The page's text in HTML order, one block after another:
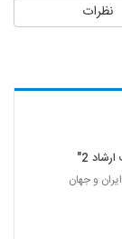
عباس رزیجی
نظرات
2"
و جهان